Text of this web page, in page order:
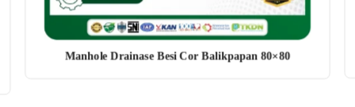
Manhole Drainase Besi Cor Balikpapan 80×80